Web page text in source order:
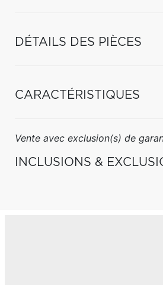
DÉTAILS DES PIÈCES
CARACTÉRISTIQUES
Vente avec exclusion(s) de
INCLUSIONS &